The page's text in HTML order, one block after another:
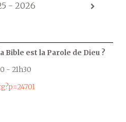
- 2026
Bible est la Parole de Dieu ?
- 21h30